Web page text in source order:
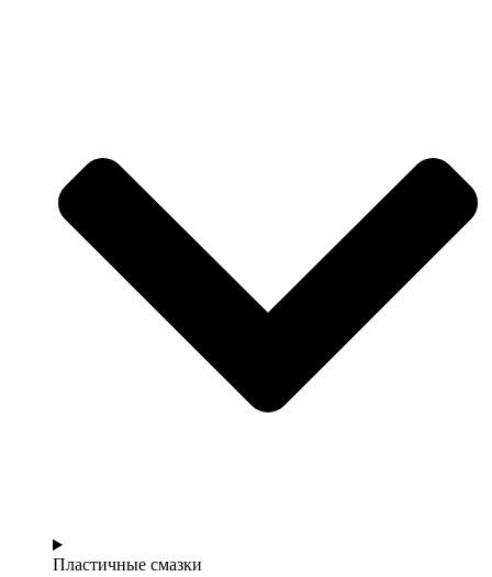
Пластичные смазки